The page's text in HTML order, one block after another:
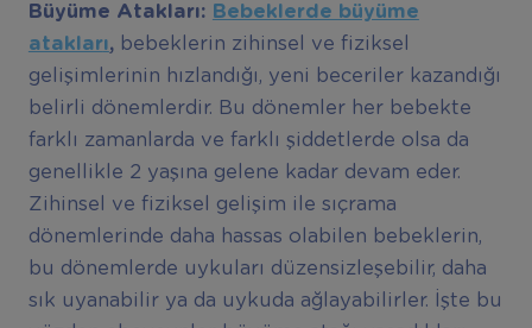
Büyüme Atakları: Bebeklerde büyüme
atakları,bebeklerin zihinsel ve fiziksel
gelişimlerinin hızlandığı, yeni beceriler kazandığı
belirli dönemlerdir. Bu dönemler her bebekte
farklı zamanlarda ve farklı şiddetlerde olsa da
genellikle 2 yaşına gelene kadar devam eder.
Zihinsel ve fiziksel gelişim ile sıçrama
dönemlerinde daha hassas olabilen bebeklerin,
bu dönemlerde uykuları düzensizleşebilir, daha
sık uyanabilir ya da uykuda ağlayabilirler. İşte bu